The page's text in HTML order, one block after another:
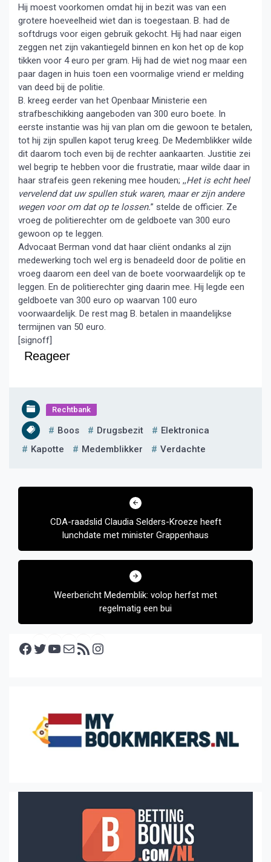
Hij moest voorkomen omdat hij in bezit was van een
grotere hoeveelheid wiet dan is toegestaan. B. had de
softdrugs voor eigen gebruik gekocht. Hij had naar eigen
zeggen net zijn vakantiegeld binnen en kon het op de kop
tikken voor 4 euro per gram. Hij had de wiet nog maar een
paar dagen in huis toen een voormalige vriend er melding
van deed bij de politie.
B. kreeg eerder van het Openbaar Ministerie een
strafbeschikking aangeboden van 300 euro boete. In
eerste instantie was hij van plan om die gewoon te betalen,
tot hij zijn spullen kapot terug kreeg. De Medemblikker wilde
dit daarom toch even bij de rechter aankaarten. Justitie zei
wel begrip te hebben voor die frustratie, maar wilde daar in
haar strafeis geen rekening mee houden; ,,Het is echt heel
vervelend dat uw spullen stuk waren, maar er zijn andere
wegen voor om dat op te lossen.” stelde de officier. Ze
vroeg de politierechter om de geldboete van 300 euro
gewoon op te leggen.
Advocaat Berman vond dat haar cliënt ondanks al zijn
medewerking toch wel erg is benadeeld door de politie en
vroeg daarom een deel van de boete voorwaardelijk op te
leggen. En de politierechter ging daarin mee. Hij legde een
geldboete van 300 euro op waarvan 100 euro
voorwaardelijk. De rest mag B. betalen in maandelijkse
termijnen van 50 euro.
[signoff]
Reageer
Rechtbank
Boos Drugsbezit
Elektronica
Kapotte
Medemblikker Verdachte
Bericht
CDA-raadslid Claudia Selders-Kroeze heeft
lunchdate met minister Grappenhaus
Weerbericht Medemblik: volop herfst met
regelmatig een bui
Facebook Twitter YouTube E-mail RSS feed